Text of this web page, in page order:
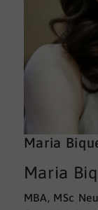
Maria
Maria
MBA, MSc